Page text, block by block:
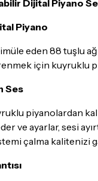
Dijital Piyano
Piyano
eden 88 tuşlu
için kuyruklu
Ses
piyanolardan
ve ayarlar, sesi
çalma kalitenizi